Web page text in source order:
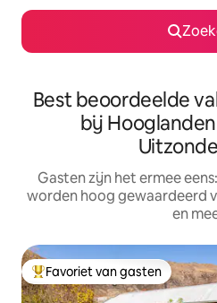
Best beoordeelde
bij
Gasten zijn het ermee
worden hoog gewaardeerd
en
Topfavoriet van gasten
Favoriet van gasten